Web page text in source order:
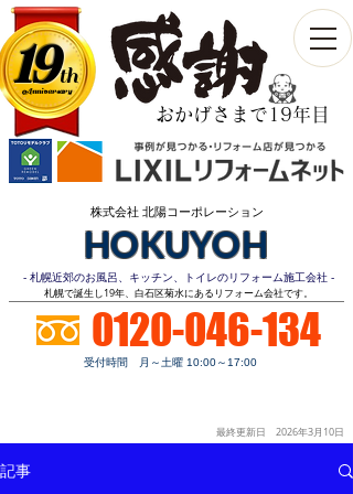
おかげさまで19年目
th
19
Anniversary​
株式会社 北陽コーポレーション
HOKUYOH
- 札幌近郊のお風呂、キッチン、トイレのリフォーム施工会社 -
​札幌で誕生し19年、白石区菊水にあるリフォーム会社です。
0120-046-134
受付時間 月～土曜 10:00～17:00
最終更新日 2026年3月10日
記事